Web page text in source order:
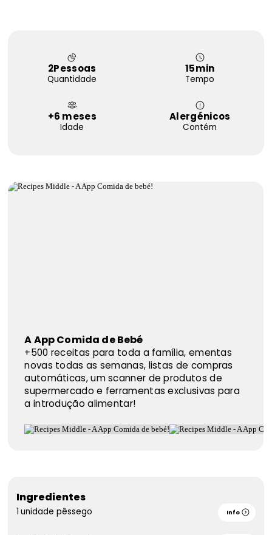
2Pessoas
Quantidade
15min
Tempo
+6 meses
Idade
Alergénicos
Contém
A App Comida de Bebé
+500 receitas para toda a família, ementas
novas todas as semanas, listas de compras
automáticas, um scanner de produtos de
supermercado e ferramentas exclusivas para
a introdução alimentar!
Ingredientes
1 unidade pêssego Info